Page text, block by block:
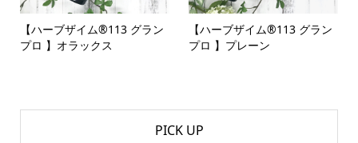
【ハーブザイム®113 グラン
プロ 】オラックス
【ハーブザイム®113 グラン
プロ 】プレーン
PICK UP